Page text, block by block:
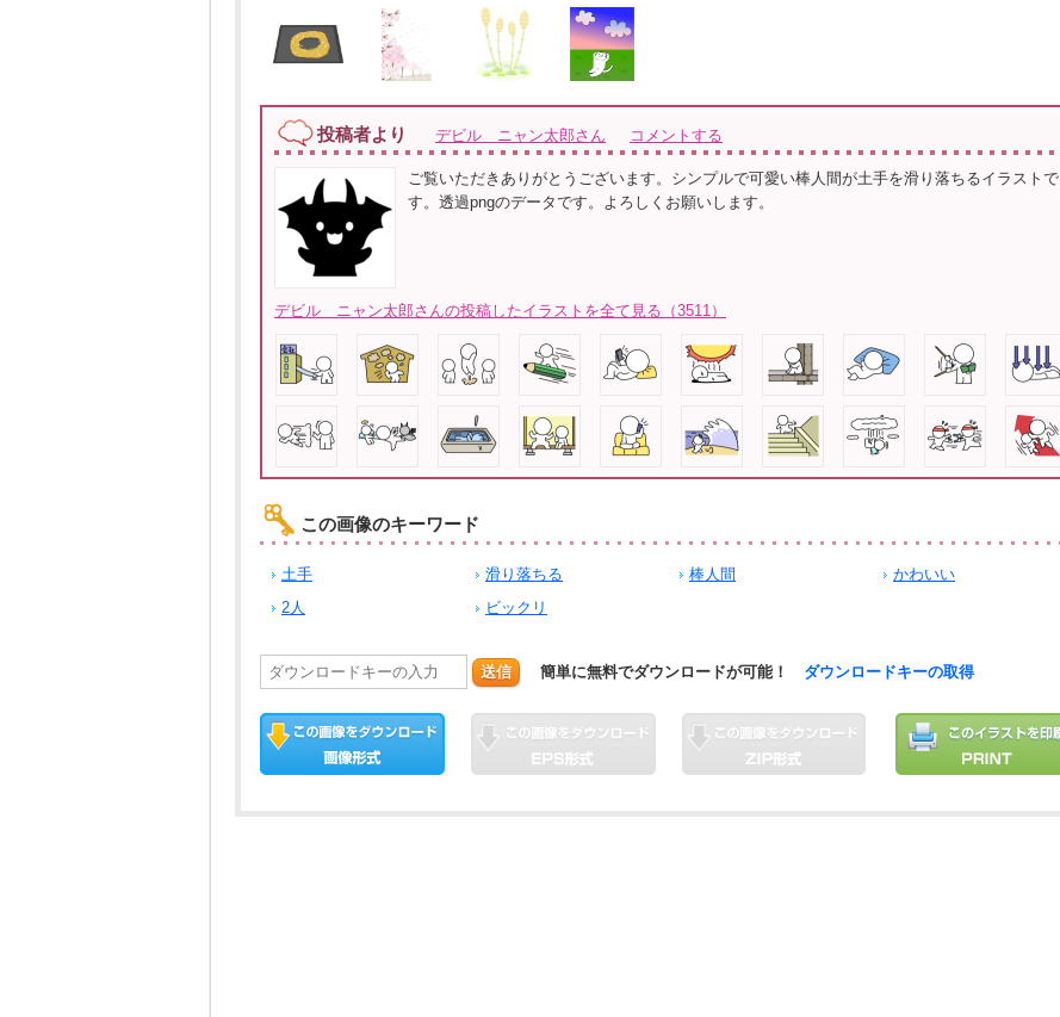
投稿者より デビル ニャン太郎さん コメントする
ご覧いただきありがとうございます。シンプルで可愛い棒人間が土手を滑り落ちるイラストで
す。透過pngのデータです。よろしくお願いします。
デビル ニャン太郎さんの投稿したイラストを全て見る（3511）
この画像のキーワード
土手 滑り落ちる 棒人間
かわいい
2人
ビックリ
送信 簡単に無料でダウンロードが可能！ ダウンロードキーの取得